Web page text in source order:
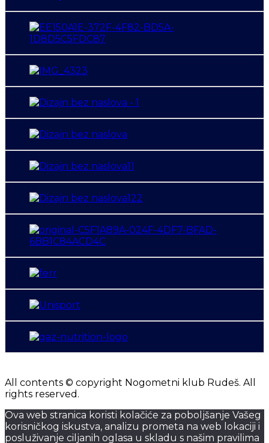
All contents © copyright Nogometni klub Rudeš. All
rights reserved.
Ova web stranica koristi kolačiće za poboljšanje Vašeg
korisničkog iskustva, analizu prometa na web lokaciji i
posluživanje ciljanih oglasa u skladu s našim pravilima